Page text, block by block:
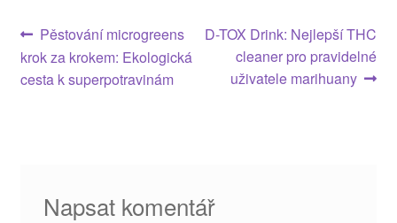
Navigace
pro
Předchozí
příspěvek:
Pěstování microgreens
krok za krokem: Ekologická
cesta k superpotravinám
Následující
příspěvek:
D-TOX Drink: Nejlepší THC
cleaner pro pravidelné
uživatele marihuany
Napsat komentář